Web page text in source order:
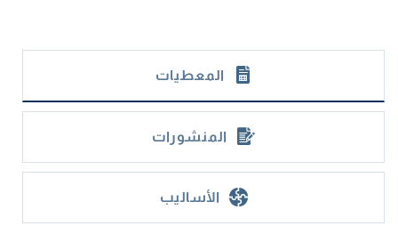
المعطيات
المنشورات
الأساليب